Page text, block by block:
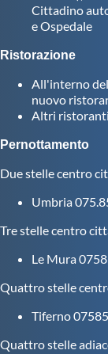
Cittadino
e Ospedale
Ristorazione
All'interno
nuovo
Altri
Pernottamento
Due stelle centro
Umbria
Tre stelle centro
Le Mura
Quattro stelle
Tiferno
Quattro stelle